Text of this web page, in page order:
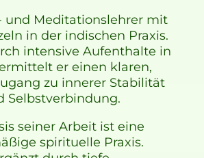
und Meditationslehrer mit
in der indischen Praxis.
intensive Aufenthalte in
er einen klaren,
zu innerer Stabilität
Selbstverbindung.
seiner Arbeit ist eine
spirituelle Praxis.